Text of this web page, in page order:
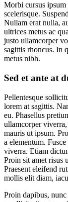
Morbi cursus ipsum
scelerisque.
Nullam erat nulla,
ultrices metus ac
justo ullamcorper
sagittis rhoncus. In
metus nibh.
Sed et ante at
Pellentesque
lorem at sagittis.
eu. Phasellus
ullamcorper
mauris ut ipsum.
a elementum.
viverra. Etiam
Proin sit amet risus
Praesent eleifend
mollis elit diam,
Proin dapibus,